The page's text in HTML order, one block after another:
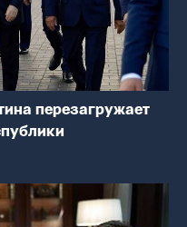
перезагружает